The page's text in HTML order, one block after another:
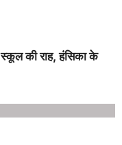
की राह, हंसिका के